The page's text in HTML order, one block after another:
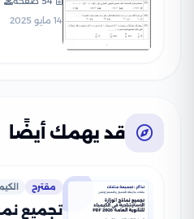
PDF
14 مايو 2025
قد يهمك أيضًا
مقترح
تجميع